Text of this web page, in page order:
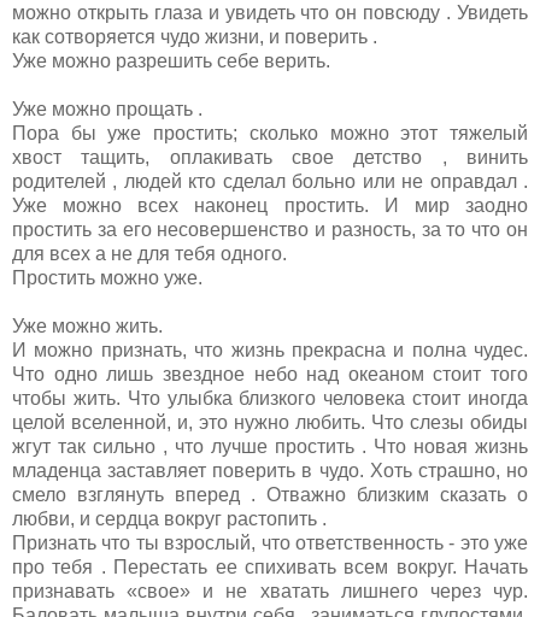
можно открыть глаза и увидеть что он повсюду . Увидеть
как сотворяется чудо жизни, и поверить .
Уже можно разрешить себе верить.
Уже можно прощать .
Пора бы уже простить; сколько можно этот тяжелый
хвост тащить, оплакивать свое детство , винить
родителей , людей кто сделал больно или не оправдал .
Уже можно всех наконец простить. И мир заодно
простить за его несовершенство и разность, за то что он
для всех а не для тебя одного.
Простить можно уже.
Уже можно жить.
И можно признать, что жизнь прекрасна и полна чудес.
Что одно лишь звездное небо над океаном стоит того
чтобы жить. Что улыбка близкого человека стоит иногда
целой вселенной, и, это нужно любить. Что слезы обиды
жгут так сильно , что лучше простить . Что новая жизнь
младенца заставляет поверить в чудо. Хоть страшно, но
смело взглянуть вперед . Отважно близким сказать о
любви, и сердца вокруг растопить .
Признать что ты взрослый, что ответственность - это уже
про тебя . Перестать ее спихивать всем вокруг. Начать
признавать «свое» и не хватать лишнего через чур.